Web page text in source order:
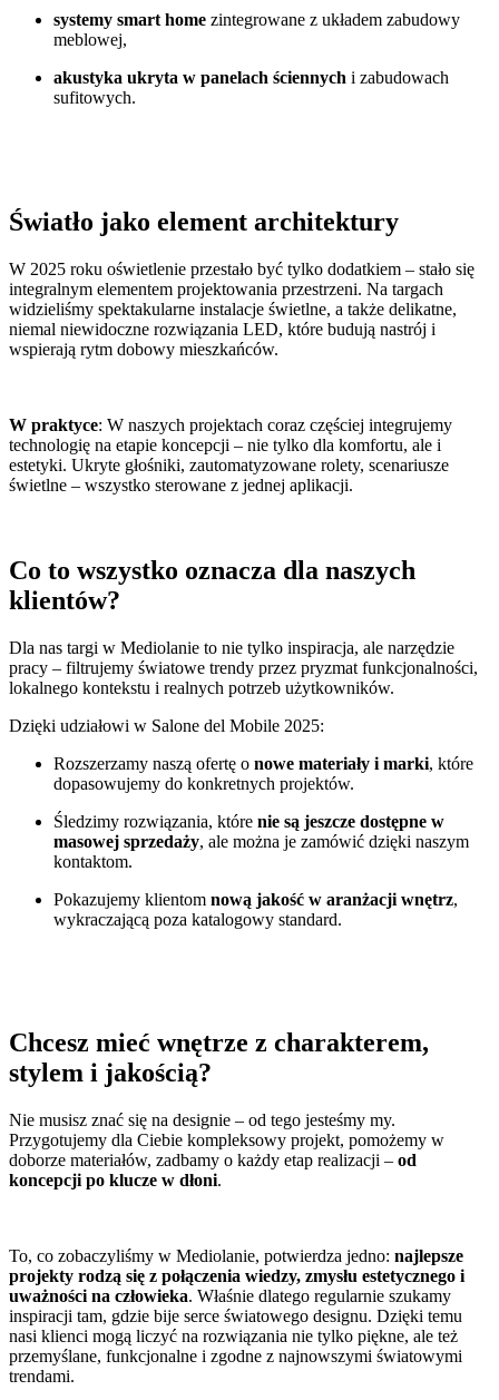
systemy smart home zintegrowane z układem zabudowy
meblowej,
akustyka ukryta w panelach ściennych i zabudowach
sufitowych.
Światło jako element architektury
W 2025 roku oświetlenie przestało być tylko dodatkiem – stało się
integralnym elementem projektowania przestrzeni. Na targach
widzieliśmy spektakularne instalacje świetlne, a także delikatne,
niemal niewidoczne rozwiązania LED, które budują nastrój i
wspierają rytm dobowy mieszkańców.
W praktyce: W naszych projektach coraz częściej integrujemy
technologię na etapie koncepcji – nie tylko dla komfortu, ale i
estetyki. Ukryte głośniki, zautomatyzowane rolety, scenariusze
świetlne – wszystko sterowane z jednej aplikacji.
Co to wszystko oznacza dla naszych
klientów?
Dla nas targi w Mediolanie to nie tylko inspiracja, ale narzędzie
pracy – filtrujemy światowe trendy przez pryzmat funkcjonalności,
lokalnego kontekstu i realnych potrzeb użytkowników.
Dzięki udziałowi w Salone del Mobile 2025:
Rozszerzamy naszą ofertę o nowe materiały i marki, które
dopasowujemy do konkretnych projektów.
Śledzimy rozwiązania, które nie są jeszcze dostępne w
masowej sprzedaży, ale można je zamówić dzięki naszym
kontaktom.
Pokazujemy klientom nową jakość w aranżacji wnętrz,
wykraczającą poza katalogowy standard.
Chcesz mieć wnętrze z charakterem,
stylem i jakością?
Nie musisz znać się na designie – od tego jesteśmy my.
Przygotujemy dla Ciebie kompleksowy projekt, pomożemy w
doborze materiałów, zadbamy o każdy etap realizacji – od
koncepcji po klucze w dłoni.
To, co zobaczyliśmy w Mediolanie, potwierdza jedno: najlepsze
projekty rodzą się z połączenia wiedzy, zmysłu estetycznego i
uważności na człowieka. Właśnie dlatego regularnie szukamy
inspiracji tam, gdzie bije serce światowego designu. Dzięki temu
nasi klienci mogą liczyć na rozwiązania nie tylko piękne, ale też
przemyślane, funkcjonalne i zgodne z najnowszymi światowymi
trendami.